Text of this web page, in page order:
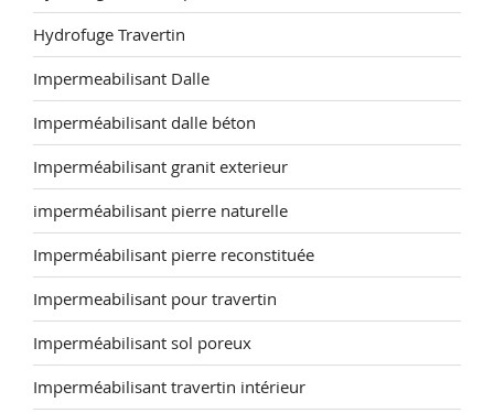
Hydrofuge Travertin
Impermeabilisant Dalle
Imperméabilisant dalle béton
Imperméabilisant granit exterieur
imperméabilisant pierre naturelle
Imperméabilisant pierre reconstituée
Impermeabilisant pour travertin
Imperméabilisant sol poreux
Imperméabilisant travertin intérieur